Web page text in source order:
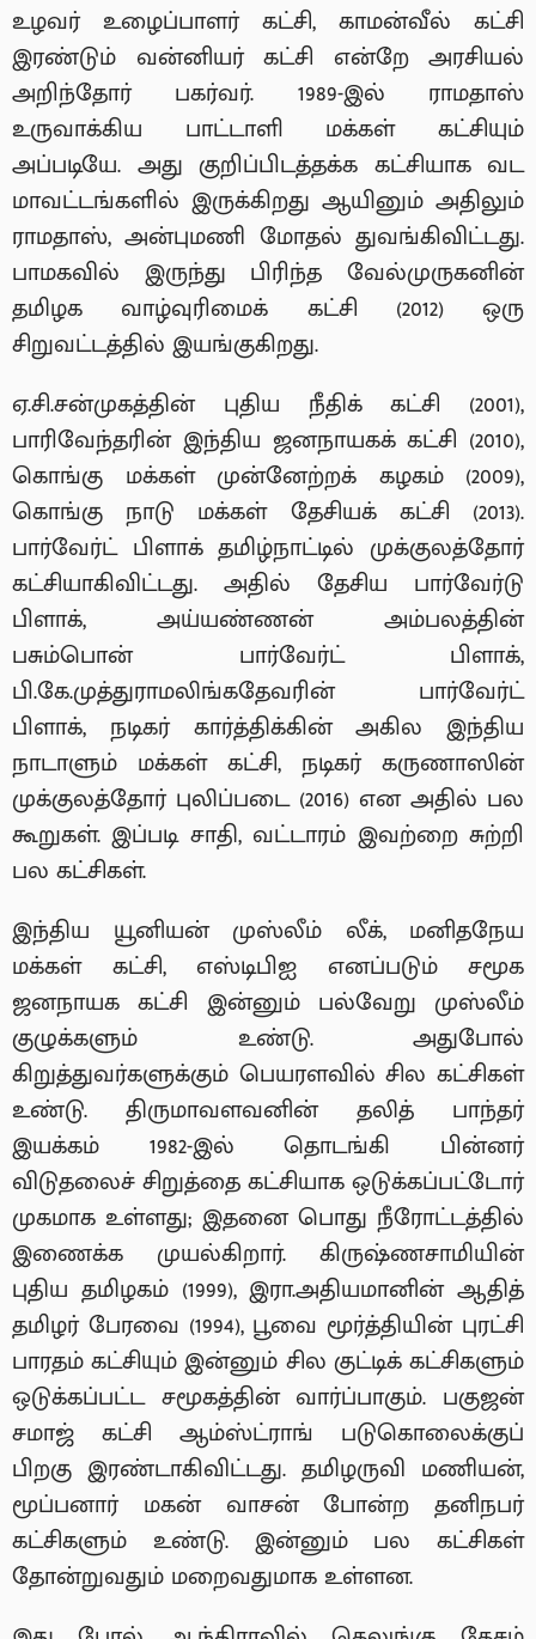
உழவர் உழைப்பாளர் கட்சி, காமன்வீல் கட்சி
இரண்டும் வன்னியர் கட்சி என்றே அரசியல்
அறிந்தோர் பகர்வர். 1989-இல் ராமதாஸ்
உருவாக்கிய பாட்டாளி மக்கள் கட்சியும்
அப்படியே. அது குறிப்பிடத்தக்க கட்சியாக வட
மாவட்டங்களில் இருக்கிறது ஆயினும் அதிலும்
ராமதாஸ், அன்புமணி மோதல் துவங்கிவிட்டது.
பாமகவில் இருந்து பிரிந்த வேல்முருகனின்
தமிழக வாழ்வுரிமைக் கட்சி (2012) ஒரு
சிறுவட்டத்தில் இயங்குகிறது.
ஏ.சி.சன்முகத்தின் புதிய நீதிக் கட்சி (2001),
பாரிவேந்தரின் இந்திய ஜனநாயகக் கட்சி (2010),
கொங்கு மக்கள் முன்னேற்றக் கழகம் (2009),
கொங்கு நாடு மக்கள் தேசியக் கட்சி (2013).
பார்வேர்ட் பிளாக் தமிழ்நாட்டில் முக்குலத்தோர்
கட்சியாகிவிட்டது. அதில் தேசிய பார்வேர்டு
பிளாக், அய்யண்ணன் அம்பலத்தின்
பசும்பொன் பார்வேர்ட் பிளாக்,
பி.கே.முத்துராமலிங்கதேவரின் பார்வேர்ட்
பிளாக், நடிகர் கார்த்திக்கின் அகில இந்திய
நாடாளும் மக்கள் கட்சி, நடிகர் கருணாஸின்
முக்குலத்தோர் புலிப்படை (2016) என அதில் பல
கூறுகள். இப்படி சாதி, வட்டாரம் இவற்றை சுற்றி
பல கட்சிகள்.
இந்திய யூனியன் முஸ்லீம் லீக், மனிதநேய
மக்கள் கட்சி, எஸ்டிபிஐ எனப்படும் சமூக
ஜனநாயக கட்சி இன்னும் பல்வேறு முஸ்லீம்
குழுக்களும் உண்டு. அதுபோல்
கிறுத்துவர்களுக்கும் பெயரளவில் சில கட்சிகள்
உண்டு. திருமாவளவனின் தலித் பாந்தர்
இயக்கம் 1982-இல் தொடங்கி பின்னர்
விடுதலைச் சிறுத்தை கட்சியாக ஒடுக்கப்பட்டோர்
முகமாக உள்ளது; இதனை பொது நீரோட்டத்தில்
இணைக்க முயல்கிறார். கிருஷ்ணசாமியின்
புதிய தமிழகம் (1999), இரா.அதியமானின் ஆதித்
தமிழர் பேரவை (1994), பூவை மூர்த்தியின் புரட்சி
பாரதம் கட்சியும் இன்னும் சில குட்டிக் கட்சிகளும்
ஒடுக்கப்பட்ட சமூகத்தின் வார்ப்பாகும். பகுஜன்
சமாஜ் கட்சி ஆம்ஸ்ட்ராங் படுகொலைக்குப்
பிறகு இரண்டாகிவிட்டது. தமிழருவி மணியன்,
மூப்பனார் மகன் வாசன் போன்ற தனிநபர்
கட்சிகளும் உண்டு. இன்னும் பல கட்சிகள்
தோன்றுவதும் மறைவதுமாக உள்ளன.